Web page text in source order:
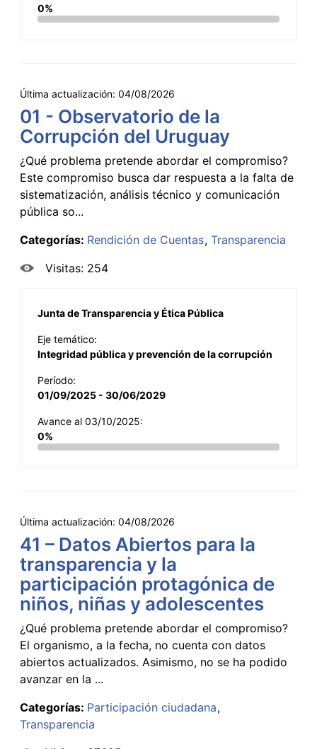
0%
Última actualización: 04/08/2026
01 - Observatorio de la
Corrupción del Uruguay
¿Qué problema pretende abordar el compromiso?
Este compromiso busca dar respuesta a la falta de
sistematización, análisis técnico y comunicación
pública so...
Categorías: Rendición de Cuentas Transparencia
Visitas: 254
Junta de Transparencia y Ética Pública
Eje temático:
Integridad pública y prevención de la corrupción
Período:
01/09/2025 - 30/06/2029
Avance al 03/10/2025:
0%
Última actualización: 04/08/2026
41 – Datos Abiertos para la
transparencia y la
participación protagónica de
niños, niñas y adolescentes
¿Qué problema pretende abordar el compromiso?
El organismo, a la fecha, no cuenta con datos
abiertos actualizados. Asimismo, no se ha podido
avanzar en la ...
Categorías: Participación ciudadana
Transparencia